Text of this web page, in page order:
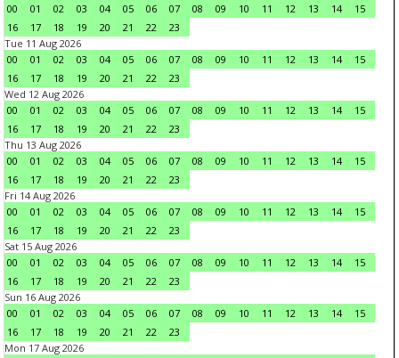
00
01 02 03 04 05 06 07 08 09 10 11 12 13 14
15
16
17 18 19 20 21 22
23
Tue 11 Aug 2026
00
01 02 03 04 05 06 07 08 09 10 11 12 13 14
15
16
17 18 19 20 21 22
23
Wed 12 Aug 2026
00
01 02 03 04 05 06 07 08 09 10 11 12 13 14
15
16
17 18 19 20 21 22
23
Thu 13 Aug 2026
00
01 02 03 04 05 06 07 08 09 10 11 12 13 14
15
16
17 18 19 20 21 22
23
Fri 14 Aug 2026
00
01 02 03 04 05 06 07 08 09 10 11 12 13 14
15
16
17 18 19 20 21 22
23
Sat 15 Aug 2026
00
01 02 03 04 05 06 07 08 09 10 11 12 13 14
15
16
17 18 19 20 21 22
23
Sun 16 Aug 2026
00
01 02 03 04 05 06 07 08 09 10 11 12 13 14
15
16
17 18 19 20 21 22
23
Mon 17 Aug 2026